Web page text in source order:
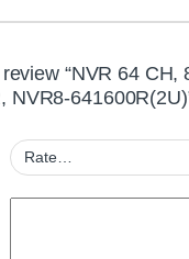
“NVR 64 CH,
NVR8-